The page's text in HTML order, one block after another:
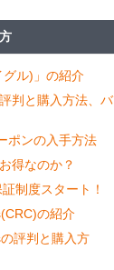
ル)」の紹介
判と購入方法、バ
ポンの入手方法
得なのか？
制度スタート！
の紹介
評判と購入方